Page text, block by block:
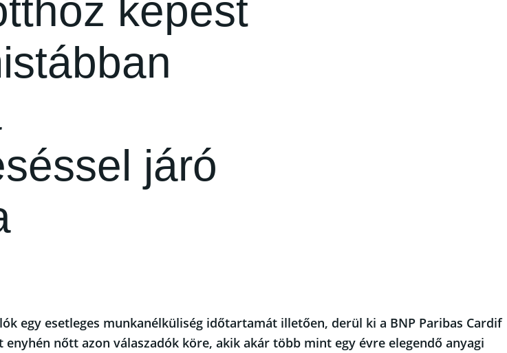
képest
járó
egy esetleges munkanélküliség időtartamát illetően, derül ki a BNP Paribas Cardif
nőtt azon válaszadók köre, akik akár több mint egy évre elegendő anyagi